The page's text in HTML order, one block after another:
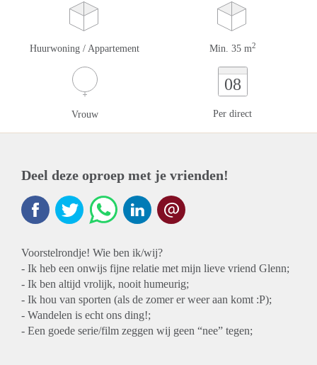
Huurwoning / Appartement Min. 35 m2
Vrouw
08
Per direct
Deel deze oproep met je vrienden!
Voorstelrondje! Wie ben ik/wij?
- Ik heb een onwijs fijne relatie met mijn lieve vriend Glenn;
- Ik ben altijd vrolijk, nooit humeurig;
- Ik hou van sporten (als de zomer er weer aan komt :P);
- Wandelen is echt ons ding!;
- Een goede serie/film zeggen wij geen “nee” tegen;